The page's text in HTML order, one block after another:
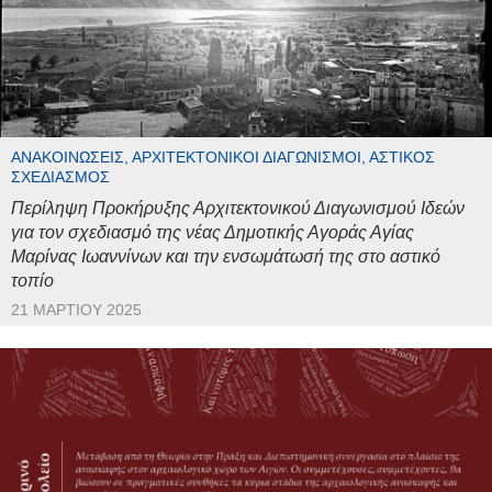
ΑΝΑΚΟΙΝΏΣΕΙΣ, ΑΡΧΙΤΕΚΤΟΝΙΚΟΊ ΔΙΑΓΩΝΙΣΜΟΊ, ΑΣΤΙΚΌΣ
ΣΧΕΔΙΑΣΜΌΣ
Περίληψη Προκήρυξης Αρχιτεκτονικού Διαγωνισμού Ιδεών
για τον σχεδιασμό της νέας Δημοτικής Αγοράς Αγίας
Μαρίνας Ιωαννίνων και την ενσωμάτωσή της στο αστικό
τοπίο
21 ΜΑΡΤΊΟΥ 2025